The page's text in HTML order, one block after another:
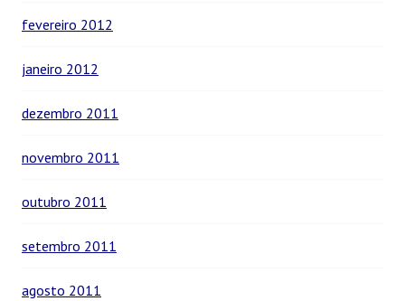
fevereiro 2012
janeiro 2012
dezembro 2011
novembro 2011
outubro 2011
setembro 2011
agosto 2011